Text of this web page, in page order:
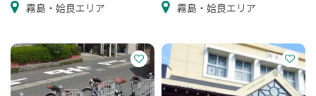
霧島・姶良エリア 霧島・姶良エリア